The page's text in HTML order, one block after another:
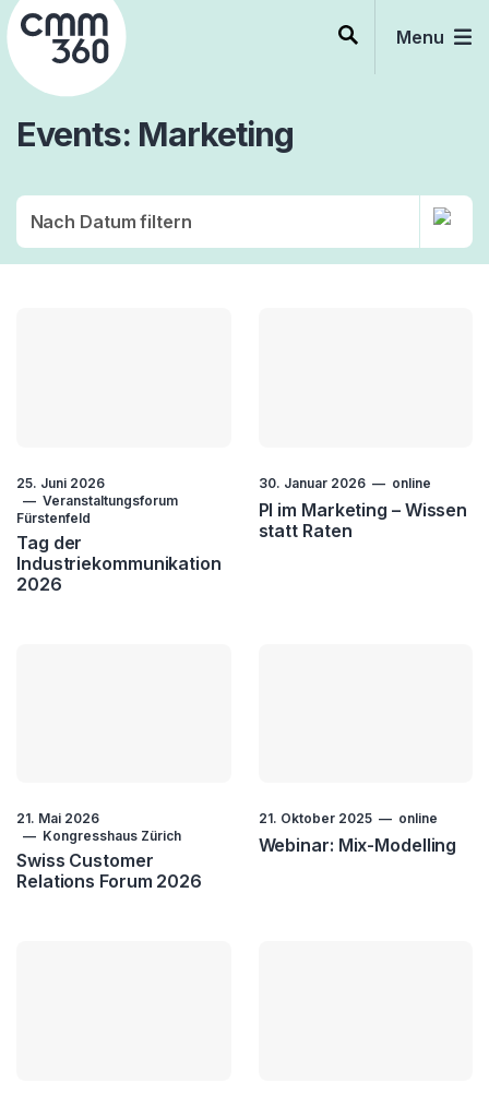
Skip
to
content
Menu
Events Marketing
25. Juni 2026
Veranstaltungsforum
Fürstenfeld
Tag der
Industriekommunikation
2026
30. Januar 2026 online
PI im Marketing – Wissen
statt Raten
21. Mai 2026
Kongresshaus Zürich
Swiss Customer
Relations Forum 2026
21. Oktober 2025 online
Webinar: Mix-Modelling